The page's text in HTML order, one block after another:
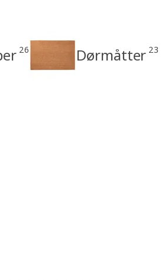
26 Dørmåtter 23